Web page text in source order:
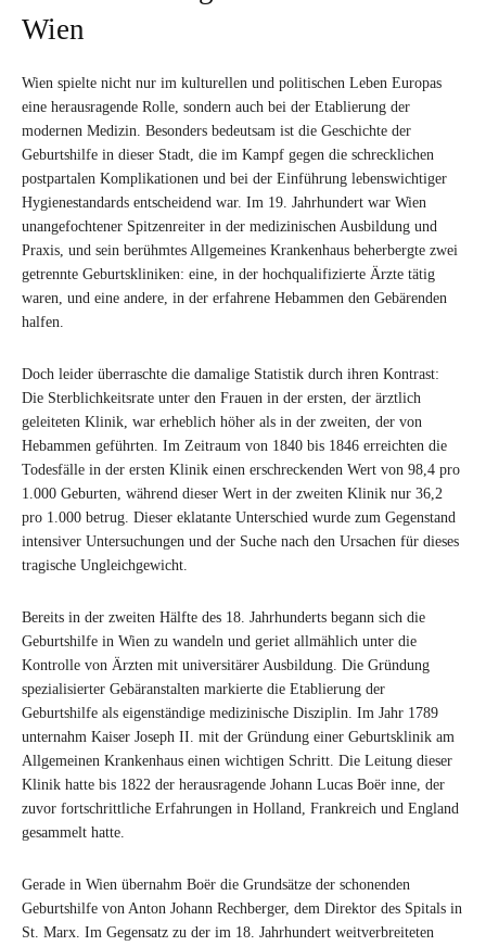
Wien
Wien spielte nicht nur im kulturellen und politischen Leben Europas
eine herausragende Rolle, sondern auch bei der Etablierung der
modernen Medizin. Besonders bedeutsam ist die Geschichte der
Geburtshilfe in dieser Stadt, die im Kampf gegen die schrecklichen
postpartalen Komplikationen und bei der Einführung lebenswichtiger
Hygienestandards entscheidend war. Im 19. Jahrhundert war Wien
unangefochtener Spitzenreiter in der medizinischen Ausbildung und
Praxis, und sein berühmtes Allgemeines Krankenhaus beherbergte zwei
getrennte Geburtskliniken: eine, in der hochqualifizierte Ärzte tätig
waren, und eine andere, in der erfahrene Hebammen den Gebärenden
halfen.
Doch leider überraschte die damalige Statistik durch ihren Kontrast:
Die Sterblichkeitsrate unter den Frauen in der ersten, der ärztlich
geleiteten Klinik, war erheblich höher als in der zweiten, der von
Hebammen geführten. Im Zeitraum von 1840 bis 1846 erreichten die
Todesfälle in der ersten Klinik einen erschreckenden Wert von 98,4 pro
1.000 Geburten, während dieser Wert in der zweiten Klinik nur 36,2
pro 1.000 betrug. Dieser eklatante Unterschied wurde zum Gegenstand
intensiver Untersuchungen und der Suche nach den Ursachen für dieses
tragische Ungleichgewicht.
Bereits in der zweiten Hälfte des 18. Jahrhunderts begann sich die
Geburtshilfe in Wien zu wandeln und geriet allmählich unter die
Kontrolle von Ärzten mit universitärer Ausbildung. Die Gründung
spezialisierter Gebäranstalten markierte die Etablierung der
Geburtshilfe als eigenständige medizinische Disziplin. Im Jahr 1789
unternahm Kaiser Joseph II. mit der Gründung einer Geburtsklinik am
Allgemeinen Krankenhaus einen wichtigen Schritt. Die Leitung dieser
Klinik hatte bis 1822 der herausragende Johann Lucas Boër inne, der
zuvor fortschrittliche Erfahrungen in Holland, Frankreich und England
gesammelt hatte.
Gerade in Wien übernahm Boër die Grundsätze der schonenden
Geburtshilfe von Anton Johann Rechberger, dem Direktor des Spitals in
St. Marx. Im Gegensatz zu der im 18. Jahrhundert weitverbreiteten